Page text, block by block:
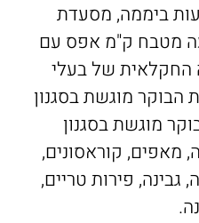
הקבלה פועל 24 שעות ביממה, מסעדת
מטבח ק"מ אפס עם
החקלאית של בעלי
הבוקר מוגשת בסגנון
מוגשת בסגנון
מאפים, קוראסונים,
גבינה, פירות טריים,